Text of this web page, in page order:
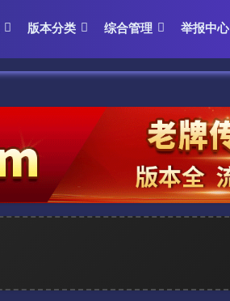
版本分类 综合管理 举报中心